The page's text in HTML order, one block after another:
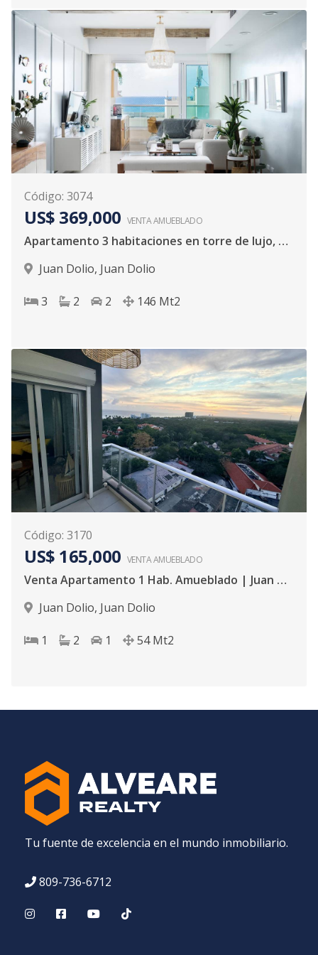
Código: 3074
US$ 369,000 VENTA AMUEBLADO
Apartamento 3 habitaciones en torre de lujo, vista al mar en Juan Dolio
Juan Dolio, Juan Dolio
3 2 2 146 Mt2
Código: 3170
US$ 165,000 VENTA AMUEBLADO
Venta Apartamento 1 Hab. Amueblado | Juan Dolio, Playa
Juan Dolio, Juan Dolio
1 2 1 54 Mt2
Tu fuente de excelencia en el mundo inmobiliario.
809-736-6712